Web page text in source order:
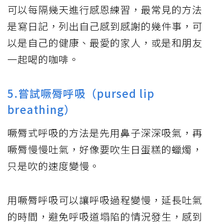
可以每隔幾天進行感恩練習，最常見的方法
是寫日記，列出自己感到感謝的幾件事，可
以是自己的健康、最愛的家人，或是和朋友
一起喝的咖啡。
5.嘗試噘脣呼吸（pursed lip
breathing）
噘脣式呼吸的方法是先用鼻子深深吸氣，再
噘脣慢慢吐氣，好像要吹生日蛋糕的蠟燭，
只是吹的速度變慢。
用噘脣呼吸可以讓呼吸過程變慢，延長吐氣
的時間，避免呼吸道塌陷的情況發生，感到